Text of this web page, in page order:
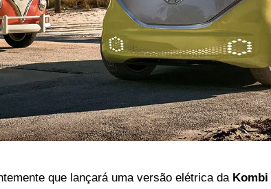
que lançará uma versão elétrica da Kombi